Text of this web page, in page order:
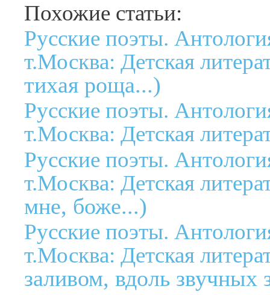
Похожие статьи:
Русские поэты.
т.Москва: Детская
тихая роща...)
Русские поэты.
т.Москва: Детская
Русские поэты.
т.Москва: Детская
мне, боже...)
Русские поэты.
т.Москва: Детская
заливом, вдоль звучных